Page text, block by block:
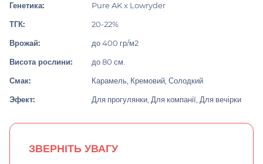
Генетика:
Pure AK x Lowryder
ТГК:
20-22%
Врожай:
до 400 гр/м2
Висота рослини:
до 80 см.
Смак:
Карамель, Кремовий, Солодкий
Эфект:
Для прогулянки, Для компанії, Для вечірки
ЗВЕРНІТЬ УВАГУ